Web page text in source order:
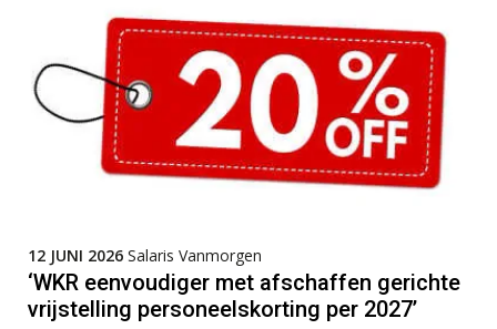
12 JUNI 2026 Salaris Vanmorgen
‘WKR eenvoudiger met afschaffen gerichte
vrijstelling personeelskorting per 2027’
07
Lonen in de Jaarrekening (NIRPA PE)
Markus Verbeek Praehep
Practical Diploma in Payroll Administration (PDL®)
Markus Verbeek Praehep
14
AUG
Markus Verbeek Praehep